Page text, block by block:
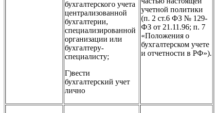
бухгалтерского учета
централизованной
бухгалтерии,
специализированной
организации или
бухгалтеру-
специалисту;
Г)вести
бухгалтерский учет
лично
учетной политики
(п. 2 ст.6 ФЗ № 129-
ФЗ от 21.11.96; п. 7
«Положения о
бухгалтерском учете
и отчетности в РФ»).